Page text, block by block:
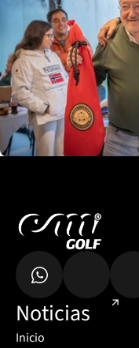
Noticias
Inicio